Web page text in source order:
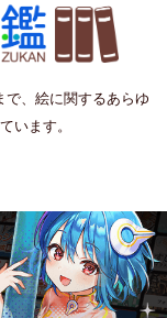
で、絵に関するあらゆ
います。